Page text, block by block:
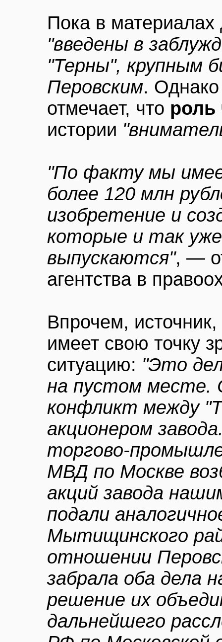
Пока в материалах
"введены в
"Терны", крупным
Перовским. Однако
отмечает, что роль
истории
"По факту мы
более 120 млн
изобретение и
которые и так
выпускаются", —
агентства в
Впрочем,
имеет свою точку
ситуацию: "Это
на пустом месте.
конфликт между
акционером
торгово-
МВД по Москве
акций завода
подали
Мытищинского
отношении
забрала оба дела
решение их
дальнейшего